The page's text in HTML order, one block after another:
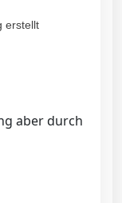
erstellt
aber durch